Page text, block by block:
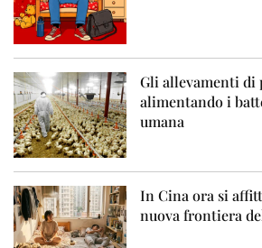
Gli allevamenti di
alimentando i
umana
In Cina ora si
nuova frontiera